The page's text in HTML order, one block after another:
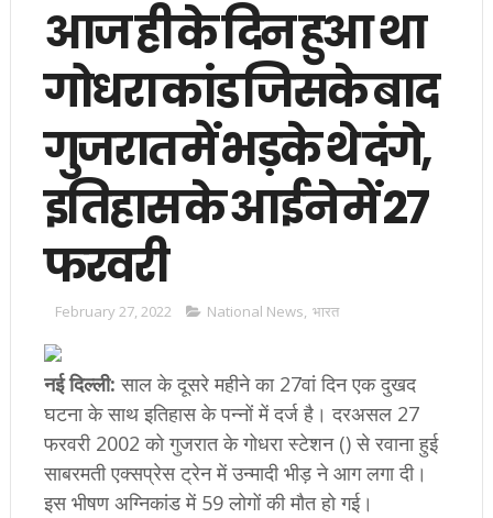
आज ही के दिन हुआ था
गोधरा कांड जिसके बाद
गुजरात में भड़के थे दंगे,
इतिहास के आईने में 27
फरवरी
February 27, 2022 National News, भारत
नई दिल्ली: साल के दूसरे महीने का 27वां दिन एक दुखद
घटना के साथ इतिहास के पन्नों में दर्ज है। दरअसल 27
फरवरी 2002 को गुजरात के गोधरा स्टेशन () से रवाना हुई
साबरमती एक्सप्रेस ट्रेन में उन्मादी भीड़ ने आग लगा दी।
इस भीषण अग्निकांड में 59 लोगों की मौत हो गई।